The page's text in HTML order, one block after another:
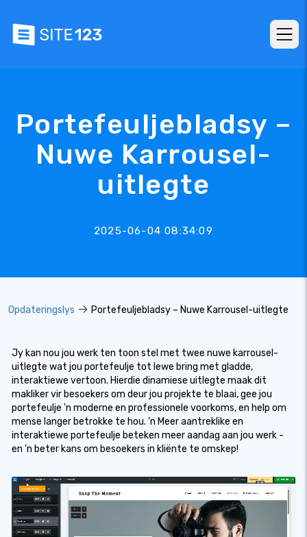
Portefeuljebladsy –
Nuwe Karrousel-
uitlegte
2025-06-04 08:34:09
Opdateringslys Portefeuljebladsy – Nuwe Karrousel-uitlegte
Jy kan nou jou werk ten toon stel met twee nuwe karrousel-
uitlegte wat jou portefeulje tot lewe bring met gladde,
interaktiewe vertoon. Hierdie dinamiese uitlegte maak dit
makliker vir besoekers om deur jou projekte te blaai, gee jou
portefeulje 'n moderne en professionele voorkoms, en help om
mense langer betrokke te hou. 'n Meer aantreklike en
interaktiewe portefeulje beteken meer aandag aan jou werk -
en 'n beter kans om besoekers in kliënte te omskep!